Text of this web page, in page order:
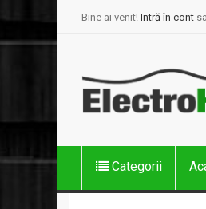
Bine ai venit! Intră în cont
Categorii